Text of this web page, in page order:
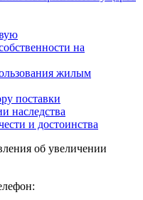
на
жилым
поставки
наследства
и достоинства
об увеличении